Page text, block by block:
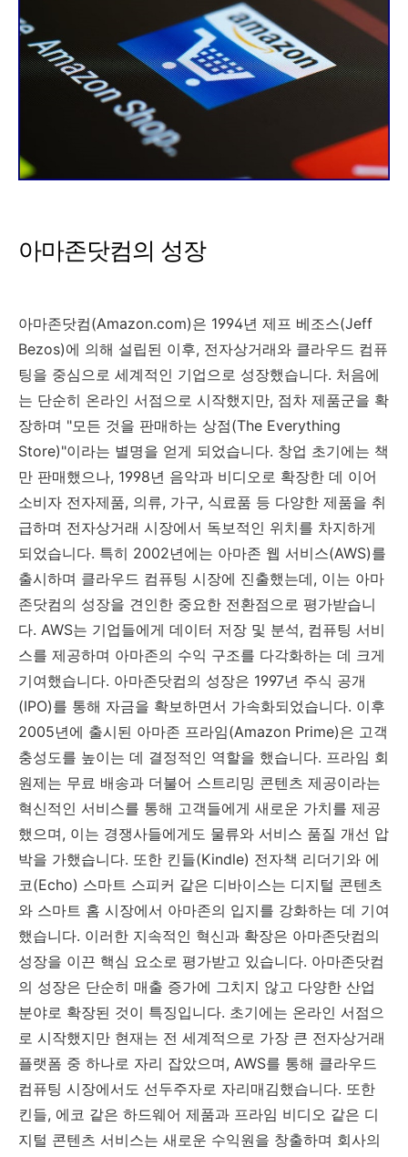
아마존닷컴의 성장
아마존닷컴(Amazon.com)은 1994년 제프 베조스(Jeff
Bezos)에 의해 설립된 이후, 전자상거래와 클라우드 컴퓨
팅을 중심으로 세계적인 기업으로 성장했습니다. 처음에
는 단순히 온라인 서점으로 시작했지만, 점차 제품군을 확
장하며 "모든 것을 판매하는 상점(The Everything
Store)"이라는 별명을 얻게 되었습니다. 창업 초기에는 책
만 판매했으나, 1998년 음악과 비디오로 확장한 데 이어
소비자 전자제품, 의류, 가구, 식료품 등 다양한 제품을 취
급하며 전자상거래 시장에서 독보적인 위치를 차지하게
되었습니다. 특히 2002년에는 아마존 웹 서비스(AWS)를
출시하며 클라우드 컴퓨팅 시장에 진출했는데, 이는 아마
존닷컴의 성장을 견인한 중요한 전환점으로 평가받습니
다. AWS는 기업들에게 데이터 저장 및 분석, 컴퓨팅 서비
스를 제공하며 아마존의 수익 구조를 다각화하는 데 크게
기여했습니다. 아마존닷컴의 성장은 1997년 주식 공개
(IPO)를 통해 자금을 확보하면서 가속화되었습니다. 이후
2005년에 출시된 아마존 프라임(Amazon Prime)은 고객
충성도를 높이는 데 결정적인 역할을 했습니다. 프라임 회
원제는 무료 배송과 더불어 스트리밍 콘텐츠 제공이라는
혁신적인 서비스를 통해 고객들에게 새로운 가치를 제공
했으며, 이는 경쟁사들에게도 물류와 서비스 품질 개선 압
박을 가했습니다. 또한 킨들(Kindle) 전자책 리더기와 에
코(Echo) 스마트 스피커 같은 디바이스는 디지털 콘텐츠
와 스마트 홈 시장에서 아마존의 입지를 강화하는 데 기여
했습니다. 이러한 지속적인 혁신과 확장은 아마존닷컴의
성장을 이끈 핵심 요소로 평가받고 있습니다. 아마존닷컴
의 성장은 단순히 매출 증가에 그치지 않고 다양한 산업
분야로 확장된 것이 특징입니다. 초기에는 온라인 서점으
로 시작했지만 현재는 전 세계적으로 가장 큰 전자상거래
플랫폼 중 하나로 자리 잡았으며, AWS를 통해 클라우드
컴퓨팅 시장에서도 선두주자로 자리매김했습니다. 또한
킨들, 에코 같은 하드웨어 제품과 프라임 비디오 같은 디
지털 콘텐츠 서비스는 새로운 수익원을 창출하며 회사의